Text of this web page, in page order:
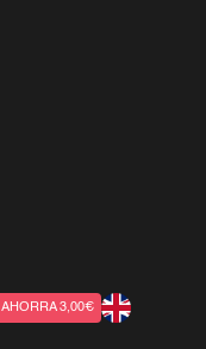
AHORRA 3,00€